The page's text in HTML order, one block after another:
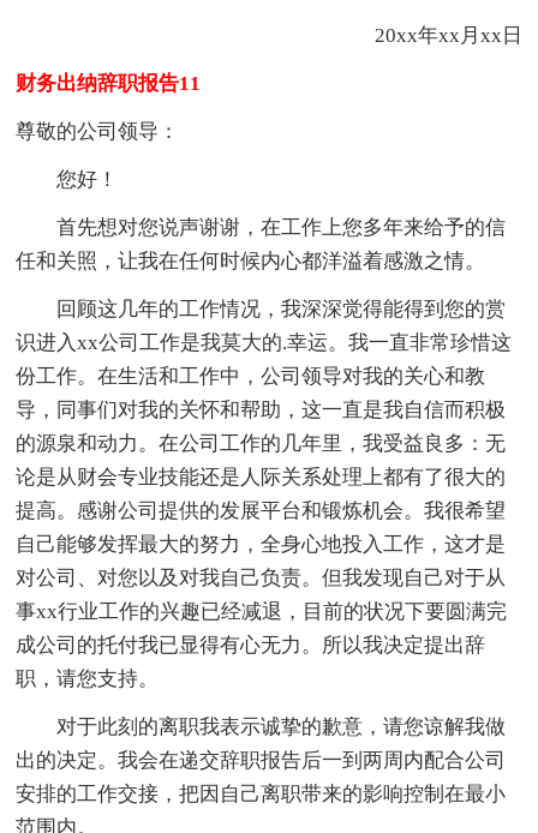
20xx年xx月xx日
财务出纳辞职报告11
尊敬的公司领导：
您好！
首先想对您说声谢谢，在工作上您多年来给予的信
任和关照，让我在任何时候内心都洋溢着感激之情。
回顾这几年的工作情况，我深深觉得能得到您的赏
识进入xx公司工作是我莫大的.幸运。我一直非常珍惜这
份工作。在生活和工作中，公司领导对我的关心和教
导，同事们对我的关怀和帮助，这一直是我自信而积极
的源泉和动力。在公司工作的几年里，我受益良多：无
论是从财会专业技能还是人际关系处理上都有了很大的
提高。感谢公司提供的发展平台和锻炼机会。我很希望
自己能够发挥最大的努力，全身心地投入工作，这才是
对公司、对您以及对我自己负责。但我发现自己对于从
事xx行业工作的兴趣已经减退，目前的状况下要圆满完
成公司的托付我已显得有心无力。所以我决定提出辞
职，请您支持。
对于此刻的离职我表示诚挚的歉意，请您谅解我做
出的决定。我会在递交辞职报告后一到两周内配合公司
安排的工作交接，把因自己离职带来的影响控制在最小
范围内。